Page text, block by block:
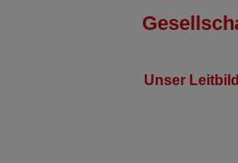
Unser Leitbild